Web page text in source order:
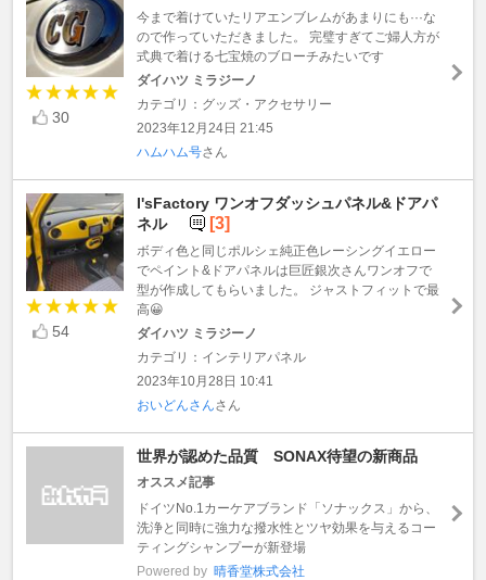
30
今まで着けていたリアエンブレムがあまりにも···な
ので作っていただきました。 完璧すぎてご婦人方が
式典で着ける七宝焼のブローチみたいです
ダイハツ ミラジーノ
カテゴリ：グッズ・アクセサリー
2023年12月24日 21:45
ハムハム号さん
54
I'sFactory ワンオフダッシュパネル&ドアパ
ネル
[3]
ボディ色と同じポルシェ純正色レーシングイエロー
でペイント&ドアパネルは巨匠銀次さんワンオフで
型が作成してもらいました。 ジャストフィットで最
高😀
ダイハツ ミラジーノ
カテゴリ：インテリアパネル
2023年10月28日 10:41
おいどんさんさん
世界が認めた品質 SONAX待望の新商品
オススメ記事
ドイツNo.1カーケアブランド「ソナックス」から、
洗浄と同時に強力な撥水性とツヤ効果を与えるコー
ティングシャンプーが新登場
Powered by 晴香堂株式会社